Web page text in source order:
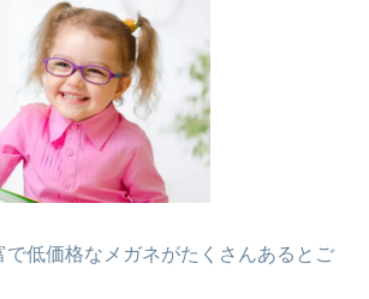
で低価格なメガネがたくさんあるとご